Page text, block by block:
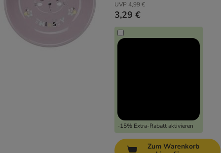
UVP 4,99 €
3,29 €
-15% Extra-Rabatt aktivieren
Zum Warenkorb